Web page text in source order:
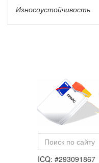
Износоустойчивость
ICQ: #293091867